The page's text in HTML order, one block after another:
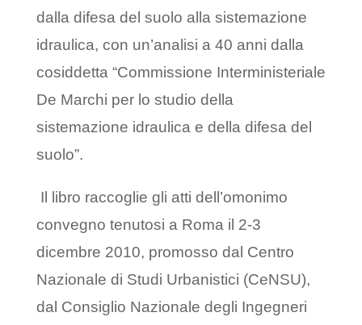
dalla difesa del suolo alla sistemazione
idraulica, con un’analisi a 40 anni dalla
cosiddetta “Commissione Interministeriale
De Marchi per lo studio della
sistemazione idraulica e della difesa del
suolo”.
Il libro raccoglie gli atti dell’omonimo
convegno tenutosi a Roma il 2-3
dicembre 2010, promosso dal Centro
Nazionale di Studi Urbanistici (CeNSU),
dal Consiglio Nazionale degli Ingegneri